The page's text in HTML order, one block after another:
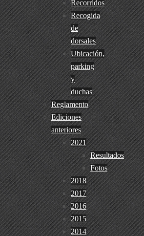
Recorridos
Recogida
de
dorsales
Ubicación,
parking
y
duchas
Reglamento
Ediciones
anteriores
2021
Resultados
Fotos
2018
2017
2016
2015
2014